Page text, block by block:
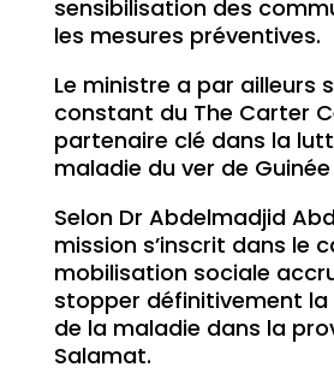
sensibilisation des
les mesures préventives.
Le ministre a par ailleurs
constant du The Carter
partenaire clé dans la
maladie du ver de
Selon Dr Abdelmadjid
mission s’inscrit dans le
mobilisation sociale
stopper définitivement
de la maladie dans la
Salamat.